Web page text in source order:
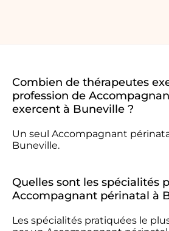
Combien de thérapeutes
profession de
exercent à Buneville ?
Un seul Accompagnant
Buneville.
Quelles sont les spécialités
Accompagnant périnatal à
Les spécialités pratiquées le